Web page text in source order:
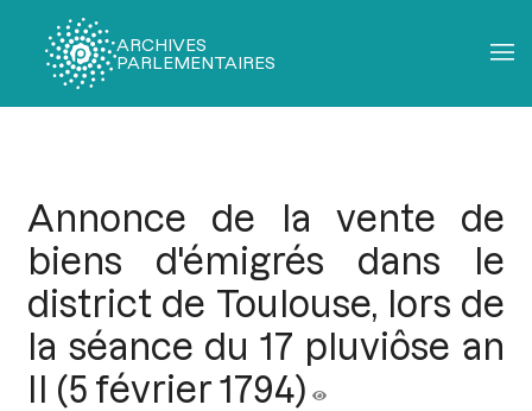
ARCHIVES
PARLEMENTAIRES
Annonce de la vente de
biens d'émigrés dans le
district de Toulouse, lors de
la séance du 17 pluviôse an
II (5 février 1794)